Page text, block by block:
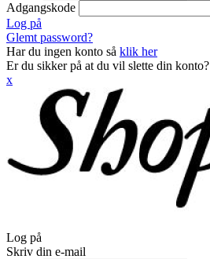
Adgangskode
Log på
Glemt password?
Har du ingen konto så klik her
Er du sikker på at du vil slette din konto?
x
Log på
Skriv din e-mail